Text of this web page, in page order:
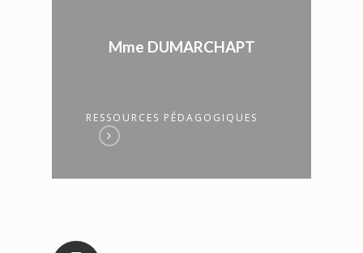
Mme DUMARCHAPT
RESSOURCES PÉDAGOGIQUES